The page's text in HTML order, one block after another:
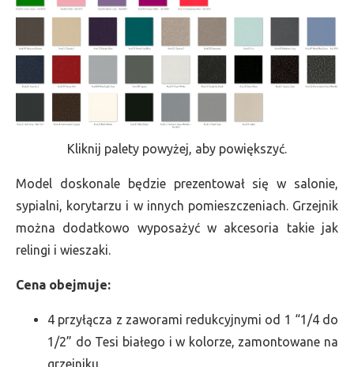
Kliknij palety powyżej, aby powiększyć.
Model doskonale będzie prezentował się w salonie,
sypialni, korytarzu i w innych pomieszczeniach. Grzejnik
można dodatkowo wyposażyć w akcesoria takie jak
relingi i wieszaki.
Cena obejmuje:
4 przyłącza z zaworami redukcyjnymi od 1 “1/4 do
1/2” do Tesi białego i w kolorze, zamontowane na
grzejniku